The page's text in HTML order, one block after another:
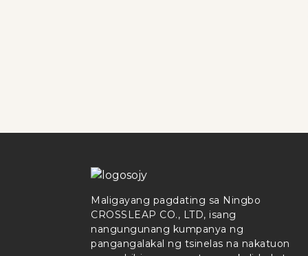
Maligayang pagdating sa Ningbo
CROSSLEAP CO., LTD, isang
nangungunang kumpanya ng
pangangalakal ng tsinelas na nakatuon